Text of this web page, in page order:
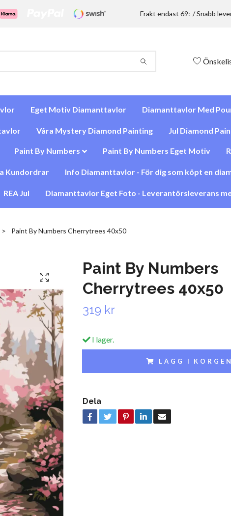
Frakt endast 69:-/ Snabb
Eget Motiv Diamanttavlor Diamanttavlor Med
Våra Mystery Diamond Painting Jul Diamond
Paint By Numbers Paint By Numbers Eget Motiv
Kundordrar Info Diamanttavlor - För dig som köpt en
REA Jul Diamanttavlor Eget Foto - Leverantörsleverans
Paint By Numbers Cherrytrees 40x50
Paint By Numbers
Cherrytrees 40x50
319 kr
I lager.
LÄGG I KORGEN
Dela